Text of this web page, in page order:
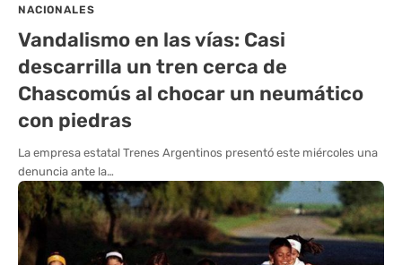
NACIONALES
Vandalismo en las vías: Casi
descarrilla un tren cerca de
Chascomús al chocar un neumático
con piedras
La empresa estatal Trenes Argentinos presentó este miércoles una
denuncia ante la…